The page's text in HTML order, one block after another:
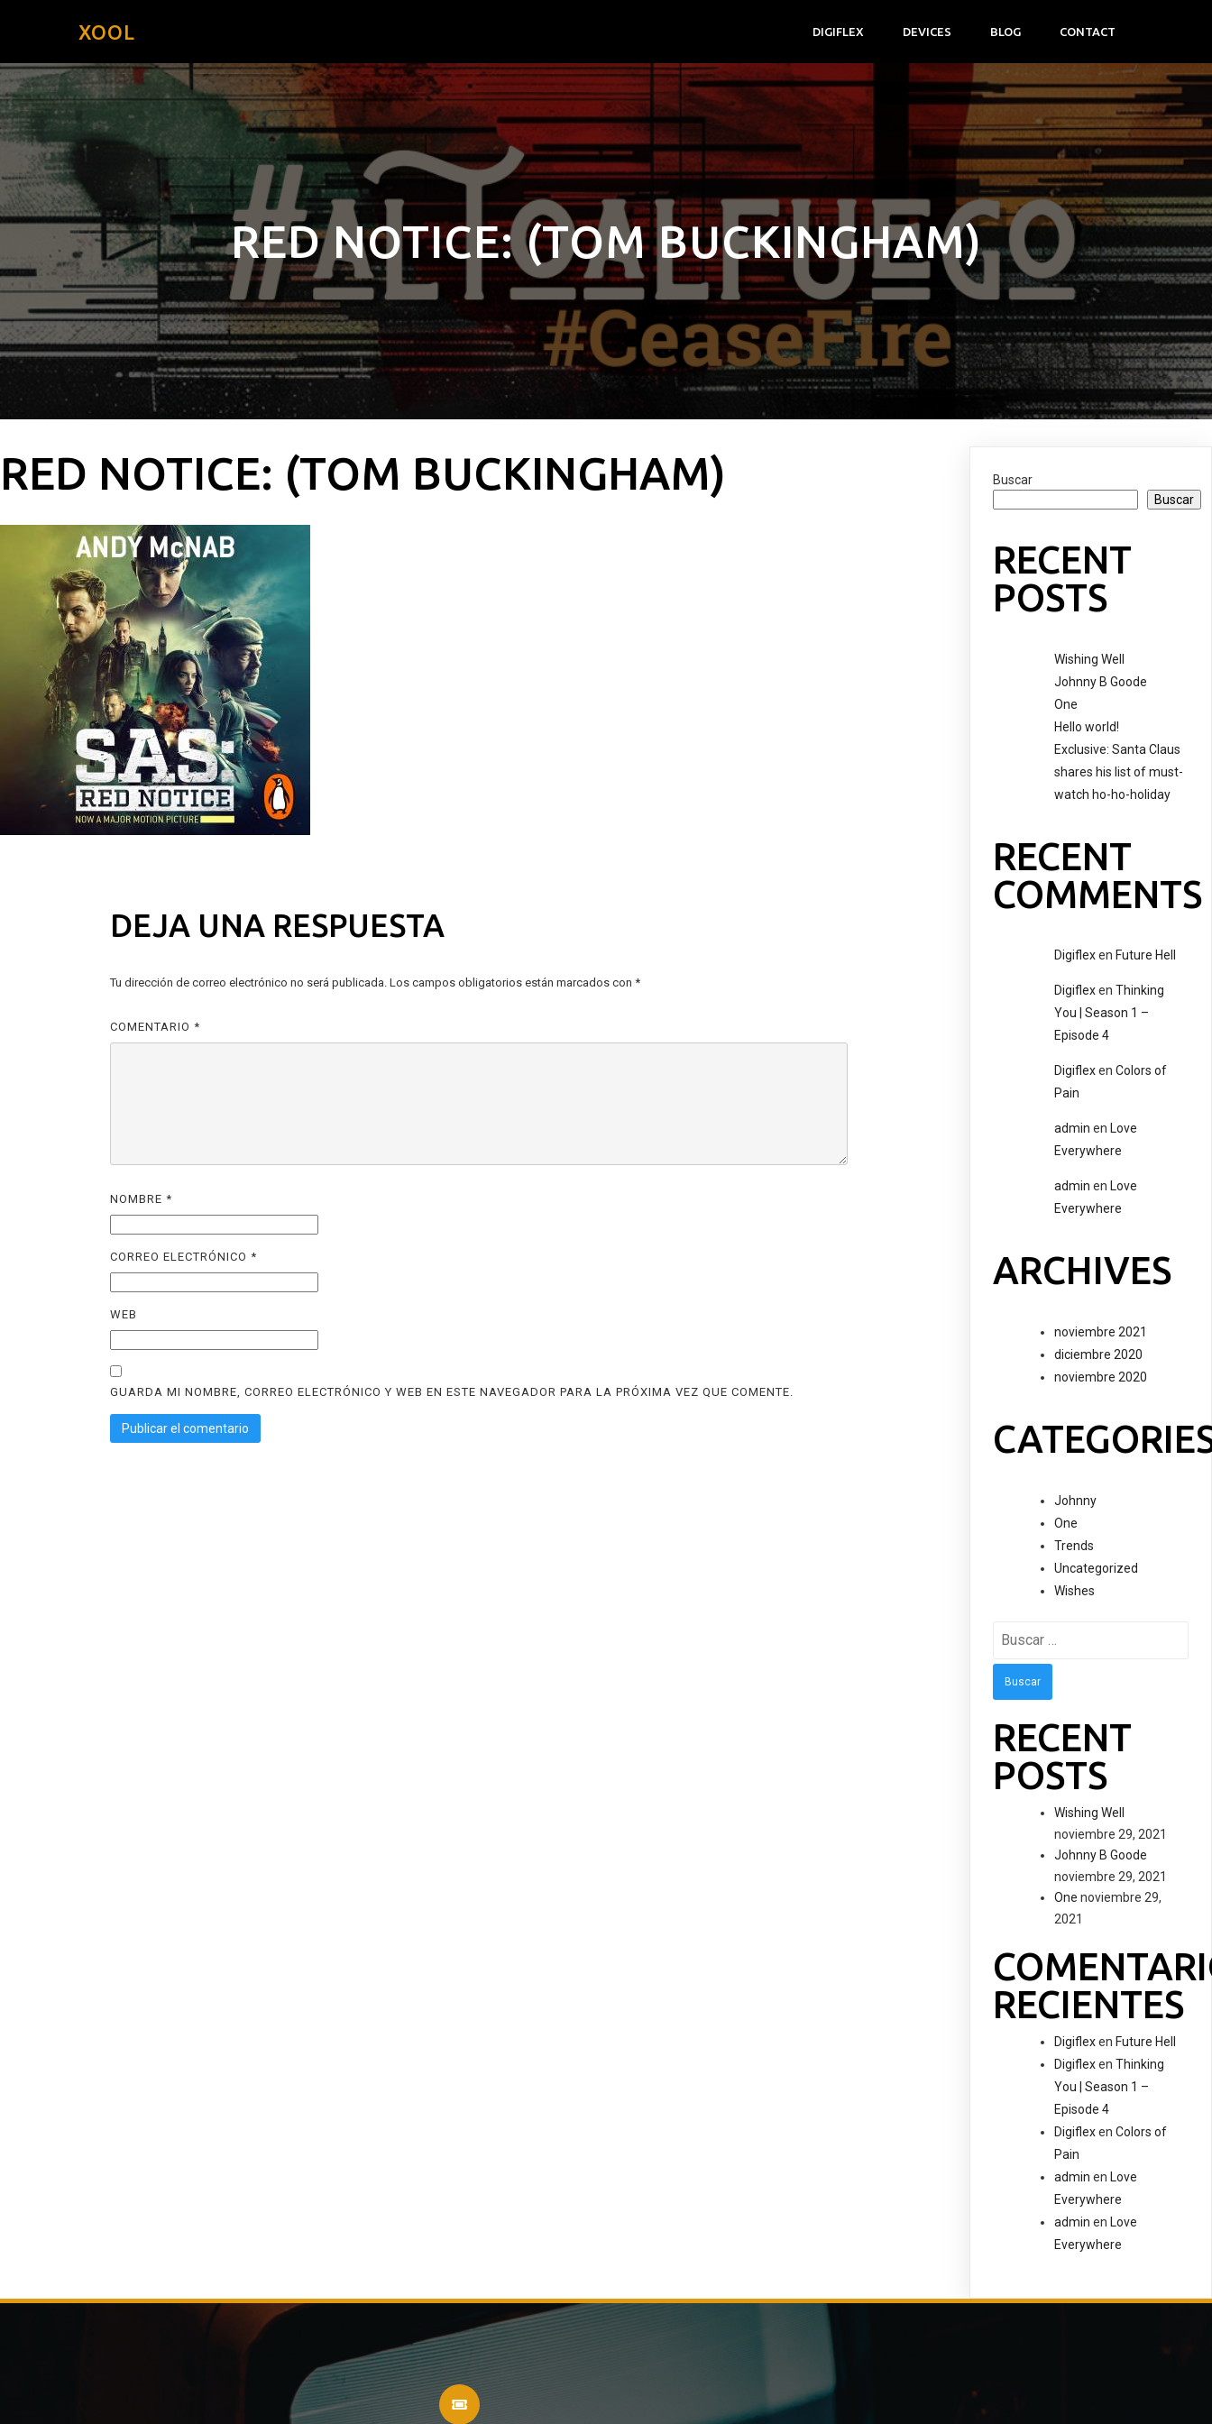
XOOL DIGIFLEX DEVICES BLOG CONTACT
RED NOTICE: (TOM BUCKINGHAM)
RED NOTICE: (TOM BUCKINGHAM)
ENTRADASDEJA UNA RESPUESTA
Tu dirección de correo electrónico no será publicada. Los campos obligatorios están marcados con *
COMENTARIO *
NOMBRE *
CORREO ELECTRÓNICO *
WEB
GUARDA MI NOMBRE, CORREO ELECTRÓNICO Y WEB EN ESTE NAVEGADOR PARA LA PRÓXIMA VEZ QUE COMENTE.
Buscar
Buscar
RECENT
POSTS
Wishing Well
Johnny B Goode
One
Hello world!
Exclusive: Santa Claus
shares his list of must-
watch ho-ho-holiday
RECENT
COMMENTS
Digiflexen Future Hell
DigiflexenThinking
You | Season 1 –
Episode 4
DigiflexenColors of
Pain
admin en Love
Everywhere
admin en Love
Everywhere
ARCHIVES
noviembre 2021
diciembre 2020
noviembre 2020
Johnny
One
Trends
Uncategorized
Wishes
RECENT
POSTS
Wishing Well
noviembre 29, 2021
Johnny B Goode
noviembre 29, 2021
One noviembre 29,
2021
RECIENTES
Digiflexen Future Hell
DigiflexenThinking
You | Season 1 –
Episode 4
DigiflexenColors of
Pain
admin en Love
Everywhere
admin en Love
Everywhere